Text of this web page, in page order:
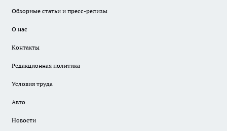
Обзорные статьи и пресс-релизы
О нас
Контакты
Редакционная политика
Условия труда
Авто
Новости